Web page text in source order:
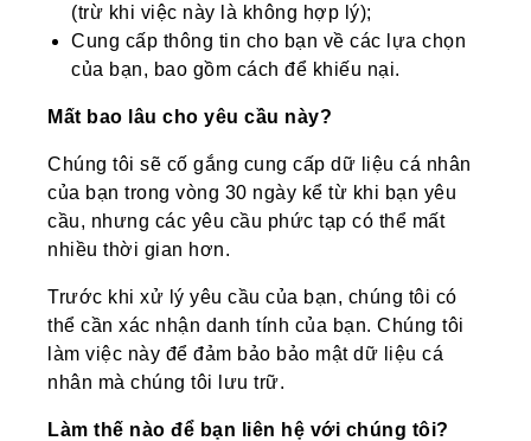
(trừ khi việc này là không hợp lý);
Cung cấp thông tin cho bạn về các lựa chọn
của bạn, bao gồm cách để khiếu nại.
Mất bao lâu cho yêu cầu này?
Chúng tôi sẽ cố gắng cung cấp dữ liệu cá nhân
của bạn trong vòng 30 ngày kể từ khi bạn yêu
cầu, nhưng các yêu cầu phức tạp có thể mất
nhiều thời gian hơn.
Trước khi xử lý yêu cầu của bạn, chúng tôi có
thể cần xác nhận danh tính của bạn. Chúng tôi
làm việc này để đảm bảo bảo mật dữ liệu cá
nhân mà chúng tôi lưu trữ.
Làm thế nào để bạn liên hệ với chúng tôi?